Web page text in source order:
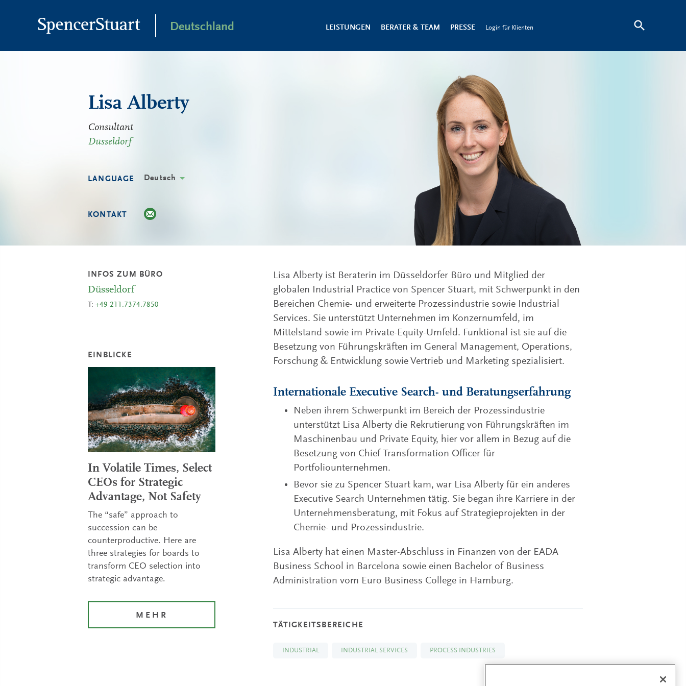
Content
Deutschland LEISTUNGEN BERATER & TEAM PRESSE Login für Klienten
Lisa Alberty
Consultant
Düsseldorf
LANGUAGE Deutsch
KONTAKT
Lisa Alberty ist Beraterin im Düsseldorfer Büro und Mitglied der
globalen Industrial Practice von Spencer Stuart, mit Schwerpunkt in den
Bereichen Chemie- und erweiterte Prozessindustrie sowie Industrial
Services. Sie unterstützt Unternehmen im Konzernumfeld, im
Mittelstand sowie im Private-Equity-Umfeld. Funktional ist sie auf die
Besetzung von Führungskräften im General Management, Operations,
Forschung & Entwicklung sowie Vertrieb und Marketing spezialisiert.
Internationale Executive Search- und Beratungserfahrung
Neben ihrem Schwerpunkt im Bereich der Prozessindustrie
unterstützt Lisa Alberty die Rekrutierung von Führungskräften im
Maschinenbau und Private Equity, hier vor allem in Bezug auf die
Besetzung von Chief Transformation Officer für
Portfoliounternehmen.
Bevor sie zu Spencer Stuart kam, war Lisa Alberty für ein anderes
Executive Search Unternehmen tätig. Sie began ihre Karriere in der
Unternehmensberatung, mit Fokus auf Strategieprojekten in der
Chemie- und Prozessindustrie.
Lisa Alberty hat einen Master-Abschluss in Finanzen von der EADA
Business School in Barcelona sowie einen Bachelor of Business
Administration vom Euro Business College in Hamburg.
TÄTIGKEITSBEREICHE
INDUSTRIAL INDUSTRIAL SERVICES PROCESS INDUSTRIES
INFOS ZUM BÜRO
Düsseldorf
T: +49 211.7374.7850
EINBLICKE
In Volatile Times, Select
CEOs for Strategic
Advantage, Not Safety
The “safe” approach to
succession can be
counterproductive. Here are
three strategies for boards to
transform CEO selection into
strategic advantage.
MEHR